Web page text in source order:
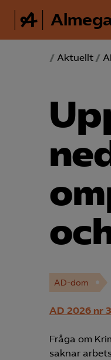
/ Aktuellt /
AD-dom
AD 2026 nr
Fråga om
saknar